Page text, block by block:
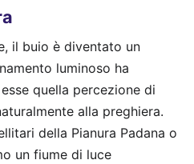
il buio è diventato un
luminoso ha
quella percezione di
alla preghiera.
della Pianura Padana o
un fiume di luce